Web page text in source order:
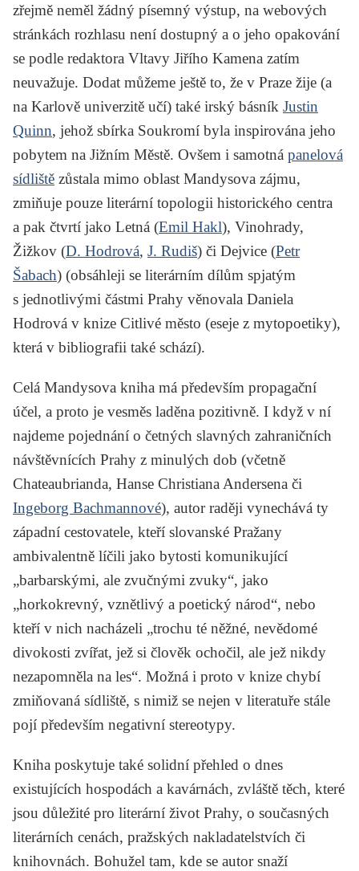
zřejmě neměl žádný písemný výstup, na webových
stránkách rozhlasu není dostupný a o jeho opakování
se podle redaktora Vltavy Jiřího Kamena zatím
neuvažuje. Dodat můžeme ještě to, že v Praze žije (a
na Karlově univerzitě učí) také irský básník Justin
Quinn, jehož sbírka Soukromí byla inspirována jeho
pobytem na Jižním Městě. Ovšem i samotná panelová
sídliště zůstala mimo oblast Mandysova zájmu,
zmiňuje pouze literární topologii historického centra
a pak čtvrtí jako Letná (Emil Hakl), Vinohrady,
Žižkov (D. Hodrová, J. Rudiš) či Dejvice (Petr
Šabach) (obsáhleji se literárním dílům spjatým
s jednotlivými částmi Prahy věnovala Daniela
Hodrová v knize Citlivé město (eseje z mytopoetiky),
která v bibliografii také schází).
Celá Mandysova kniha má především propagační
účel, a proto je vesměs laděna pozitivně. I když v ní
najdeme pojednání o četných slavných zahraničních
návštěvnících Prahy z minulých dob (včetně
Chateaubrianda, Hanse Christiana Andersena či
Ingeborg Bachmannové), autor raději vynechává ty
západní cestovatele, kteří slovanské Pražany
ambivalentně líčili jako bytosti komunikující
„barbarskými, ale zvučnými zvuky“, jako
„horkokrevný, vznětlivý a poetický národ“, nebo
kteří v nich nacházeli „trochu té něžné, nevědomé
divokosti zvířat, jež si člověk ochočil, ale jež nikdy
nezapomněla na les“. Možná i proto v knize chybí
zmiňovaná sídliště, s nimiž se nejen v literatuře stále
pojí především negativní stereotypy.
Kniha poskytuje také solidní přehled o dnes
existujících hospodách a kavárnách, zvláště těch, které
jsou důležité pro literární život Prahy, o současných
literárních cenách, pražských nakladatelstvích či
knihovnách. Bohužel tam, kde se autor snaží